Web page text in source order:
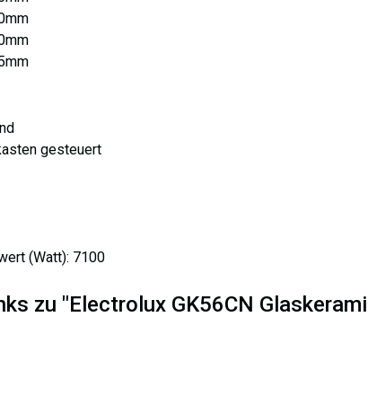
gesteuert
(Watt): 7100
zu "Electrolux GK56CN